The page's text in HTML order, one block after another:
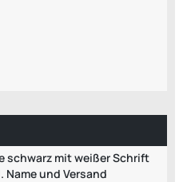
schwarz mit weißer Schrift
Name und Versand